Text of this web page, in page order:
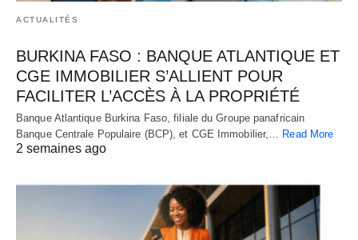
ACTUALITÉS
BURKINA FASO : BANQUE ATLANTIQUE ET
CGE IMMOBILIER S’ALLIENT POUR
FACILITER L’ACCÈS À LA PROPRIÉTÉ
Banque Atlantique Burkina Faso, filiale du Groupe panafricain
Banque Centrale Populaire (BCP), et CGE Immobilier,… Read More
2 semaines ago